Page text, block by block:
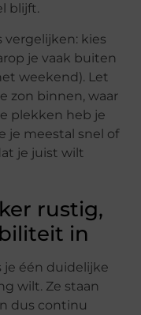
blijft.
kies
je vaak buiten
weekend). Let
zon binnen, waar
plekken heb je
je meestal snel of
je juist wilt
rustig,
in
je één duidelijke
wilt. Ze staan
dus continu